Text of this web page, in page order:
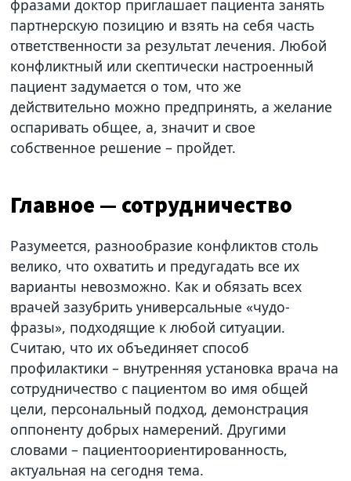
фразами доктор приглашает пациента занять
партнерскую позицию и взять на себя часть
ответственности за результат лечения. Любой
конфликтный или скептически настроенный
пациент задумается о том, что же
действительно можно предпринять, а желание
оспаривать общее, а, значит и свое
собственное решение – пройдет.
Главное — сотрудничество
Разумеется, разнообразие конфликтов столь
велико, что охватить и предугадать все их
варианты невозможно. Как и обязать всех
врачей зазубрить универсальные «чудо-
фразы», подходящие к любой ситуации.
Считаю, что их объединяет способ
профилактики – внутренняя установка врача на
сотрудничество с пациентом во имя общей
цели, персональный подход, демонстрация
оппоненту добрых намерений. Другими
словами – пациентоориентированность,
актуальная на сегодня тема.